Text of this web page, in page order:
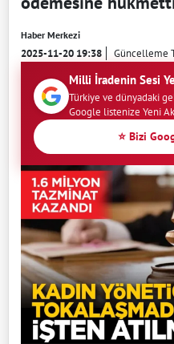
Haber Merkezi
2025-11-20 19:38 Güncelleme
Milli İradenin Sesi
Türkiye ve dünyadaki
Google listenize Yeni
⭐ Bizi